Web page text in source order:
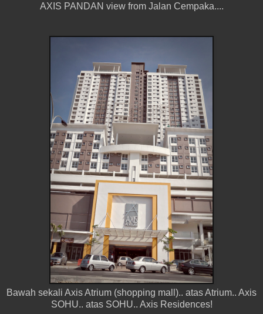
AXIS PANDAN view from Jalan Cempaka....
Bawah sekali Axis Atrium (shopping mall).. atas Atrium.. Axis
SOHU.. atas SOHU.. Axis Residences!